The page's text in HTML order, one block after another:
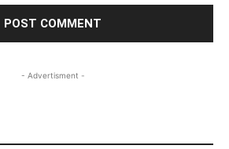
- Advertisment -